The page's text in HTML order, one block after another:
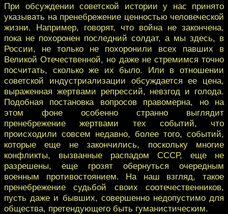
При обсуждении советской истории у нас принято
указывать на пренебрежение ценностью человеческой
жизни. Например, говорят, что война не закончена,
пока не похоронен последний солдат, а мы здесь, в
России, не только не похоронили всех павших в
Великой Отечественной, но даже не стремимся точно
посчитать, сколько же их было. Или в отношении
советской индустриализации обсуждается ее цена,
выраженная жертвами репрессий, невзгод и голода.
Подобная постановка вопросов правомерна, но на
этом фоне особенно странно выглядит
пренебрежение жертвами тех событий, что
происходили совсем недавно, более того, событий,
которые еще не закончились, поскольку многие
конфликты, вызванные распадом СССР, еще не
разрешены, еще грозят обернуться очередным
военным противостоянием. На наш взгляд, такое
пренебрежение судьбой своих соотечественников,
пусть даже и бывших, совершенно недопустимо для
общества, претендующего быть гуманистическим.